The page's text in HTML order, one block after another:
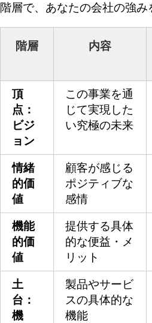
階層で、あなたの会社の強み
階層 内容
頂
点：
ビジ
ョン
この事業を通
じて実現した
い究極の未来
情緒
的価
値
顧客が感じる
ポジティブな
感情
機能
的価
値
提供する具体
的な便益・メ
リット
土
台：
機
製品やサービ
スの具体的な
機能